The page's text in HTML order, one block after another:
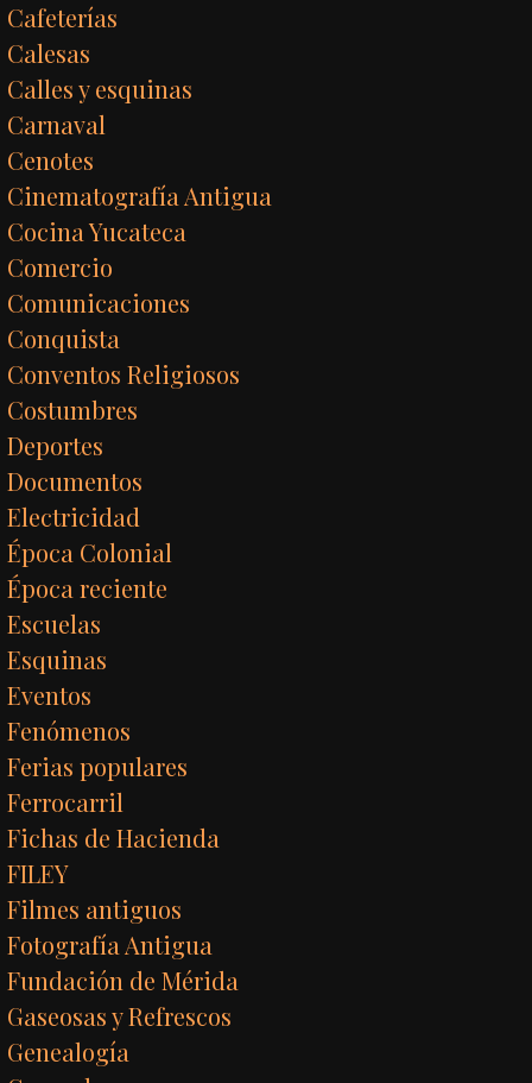
Cafeterías
Calesas
Calles y esquinas
Carnaval
Cenotes
Cinematografía Antigua
Cocina Yucateca
Comercio
Comunicaciones
Conquista
Conventos Religiosos
Costumbres
Deportes
Documentos
Electricidad
Época Colonial
Época reciente
Escuelas
Esquinas
Eventos
Fenómenos
Ferias populares
Ferrocarril
Fichas de Hacienda
FILEY
Filmes antiguos
Fotografía Antigua
Fundación de Mérida
Gaseosas y Refrescos
Genealogía